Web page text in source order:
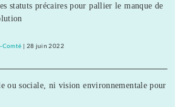
statuts précaires pour pallier le manque de
Comté | 28 juin 2022
ou sociale, ni vision environnementale pour